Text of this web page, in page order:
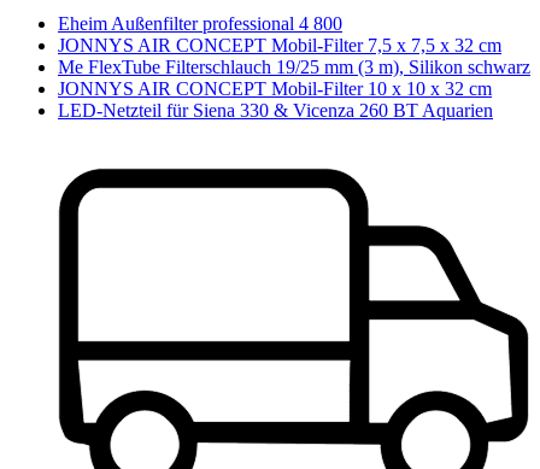
Eheim Außenfilter professional 4 800
JONNYS AIR CONCEPT Mobil-Filter 7,5 x 7,5 x 32 cm
Me FlexTube Filterschlauch 19/25 mm (3 m), Silikon schwarz
JONNYS AIR CONCEPT Mobil-Filter 10 x 10 x 32 cm
LED-Netzteil für Siena 330 & Vicenza 260 BT Aquarien